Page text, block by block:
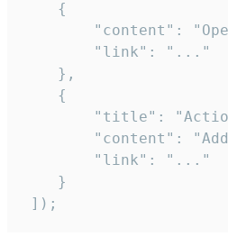
    {
"content":
        "link": "..."
    },
    {
"title":
"content":
        "link": "..."
    }
]);